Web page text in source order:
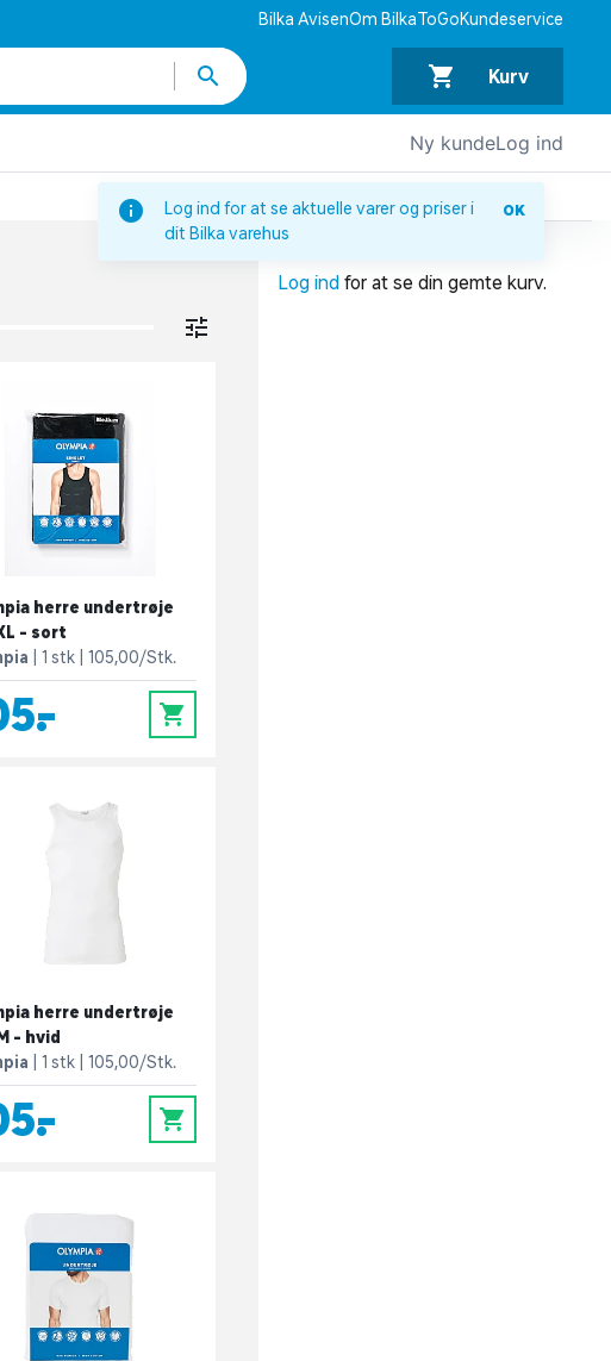
Log ind for at se aktuelle varer og priser i
dit Bilka varehus
OK
Bilka AvisenOm BilkaToGoKundeservice
Kurv
Ny kundeLog ind
Log ind for at se din gemte kurv.
herre undertrøje
- sort
1 stk 105,00/Stk.
0
herre undertrøje
- hvid
1 stk 105,00/Stk.
0